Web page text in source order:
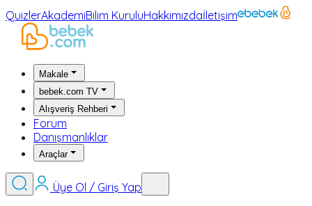
QuizlerAkademiBilim KuruluHakkımızdaİletişim
Makale
bebek.com TV
Alışveriş Rehberi
Forum
Danışmanlıklar
Araçlar
Üye Ol / Giriş Yap